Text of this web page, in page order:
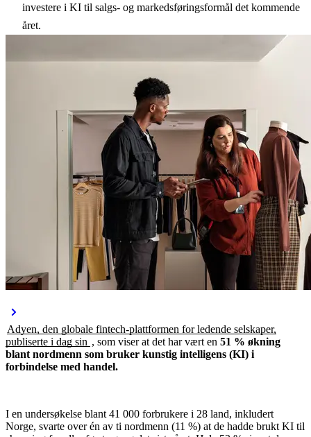
investere i KI til salgs- og markedsføringsformål det kommende
året.
Adyen, den globale fintech-plattformen for ledende selskaper,
publiserte i dag sin , som viser at det har vært en 51 % økning
blant nordmenn som bruker kunstig intelligens (KI) i
forbindelse med handel.
I en undersøkelse blant 41 000 forbrukere i 28 land, inkludert
Norge, svarte over én av ti nordmenn (11 %) at de hadde brukt KI til